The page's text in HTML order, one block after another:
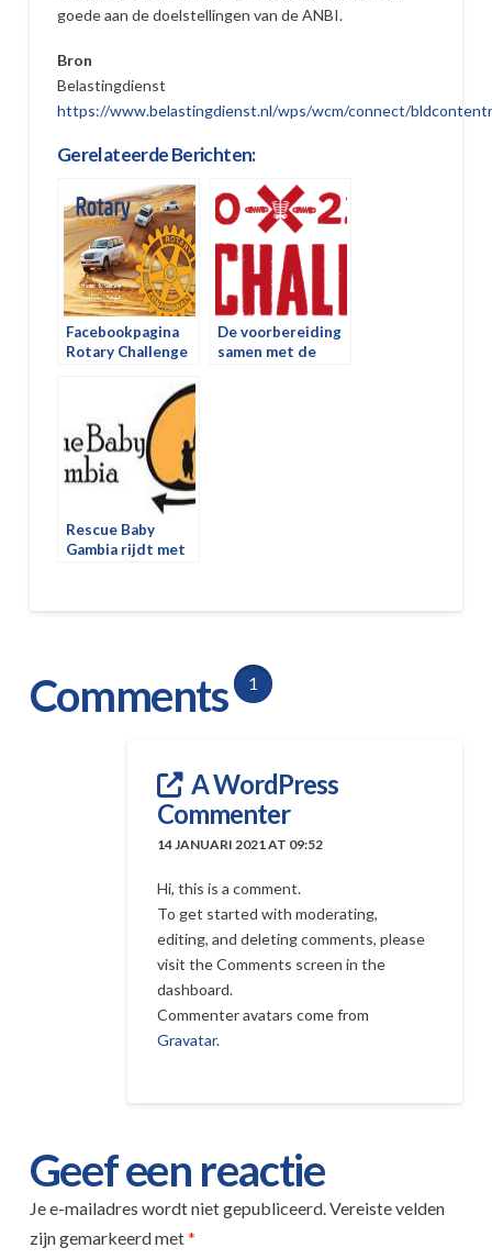
goede aan de doelstellingen van de ANBI.
Bron
Belastingdienst
https://www.belastingdienst.nl/wps/wcm/connect/
Gerelateerde Berichten:
Facebookpagina
Rotary Challenge
De voorbereiding
samen met de
Rescue Baby
Gambia rijdt met
Comments 1
A WordPress
Commenter
14 JANUARI 2021 AT 09:52
Hi, this is a comment.
To get started with moderating,
editing, and deleting comments, please
visit the Comments screen in the
dashboard.
Commenter avatars come from
Gravatar.
Geef een reactie
Je e-mailadres wordt niet gepubliceerd.Vereiste velden
zijn gemarkeerd met*